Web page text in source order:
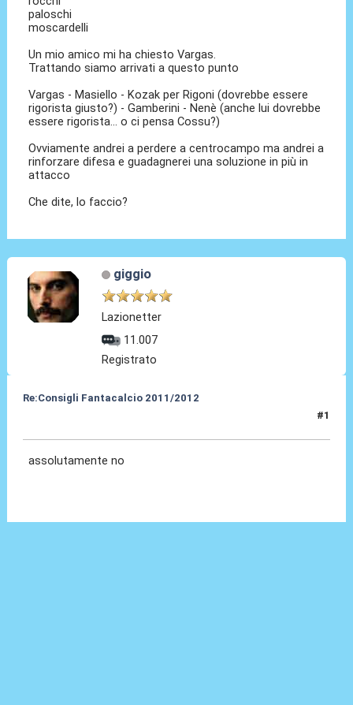
paloschi
moscardelli
Un mio amico mi ha chiesto Vargas.
Trattando siamo arrivati a questo punto
Vargas - Masiello - Kozak per Rigoni (dovrebbe essere
rigorista giusto?) - Gamberini - Nenè (anche lui dovrebbe
essere rigorista... o ci pensa Cossu?)
Ovviamente andrei a perdere a centrocampo ma andrei a
rinforzare difesa e guadagnerei una soluzione in più in
attacco
Che dite, lo faccio?
giggio
Lazionetter
11.007
Registrato
Re:Consigli Fantacalcio 2011/2012
#1
assolutamente no